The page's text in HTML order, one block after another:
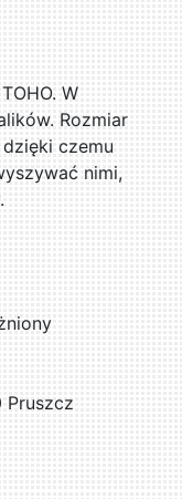
W
Rozmiar
czemu
nimi,
Pruszcz